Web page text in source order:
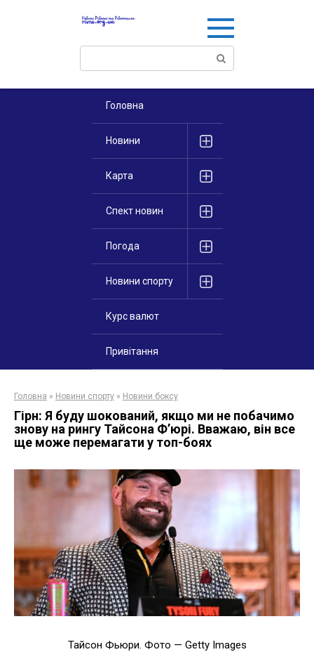
Поиск:
Головна
Новини
Карта
Спект новин
Погода
Новини спорту
Курс валют
Привітання
Головна » Новини спорту » Новини боксу
Гірн: Я буду шокований, якщо ми не побачимо
знову на рингу Тайсона Ф’юрі. Вважаю, він все
ще може перемагати у топ-боях
Тайсон Фьюри. Фото — Getty Images